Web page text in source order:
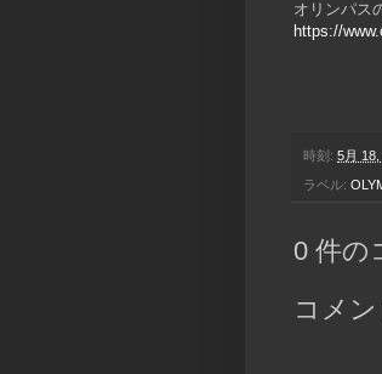
オリンパス
https://
時刻: 5月 18,
ラベル:
0 件の
コメ